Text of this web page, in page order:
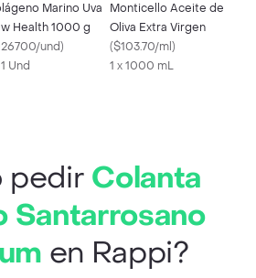
Marino Uva
Health 1000 g
und)
Und
Monticello Aceite de
Oliva Extra Virgen
($103.70/ml)
1 x 1000 mL
pedir Colanta
Santarrosano
en Rappi?